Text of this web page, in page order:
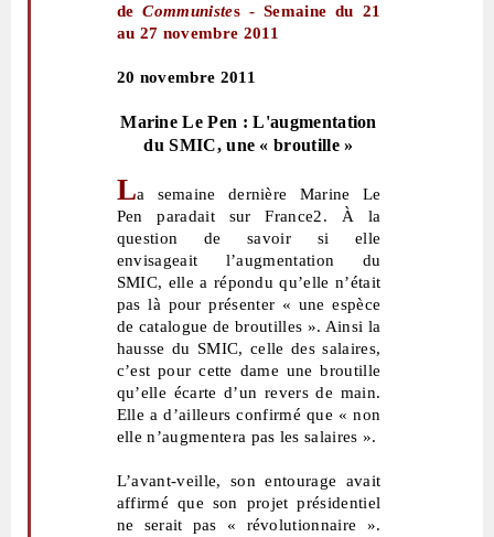
deCommunistes - Semaine du 21
au 27 novembre 2011
20 novembre 2011
Marine Le Pen : L'augmentation
du SMIC, une « broutille »
La semaine dernière Marine Le
Pen paradait sur France2. À la
question de savoir si elle
envisageait l’augmentation du
SMIC, elle a répondu qu’elle n’était
pas là pour présenter « une espèce
de catalogue de broutilles ». Ainsi la
hausse du SMIC, celle des salaires,
c’est pour cette dame une broutille
qu’elle écarte d’un revers de main.
Elle a d’ailleurs confirmé que « non
elle n’augmentera pas les salaires ».
L’avant-veille, son entourage avait
affirmé que son projet présidentiel
ne serait pas « révolutionnaire ».